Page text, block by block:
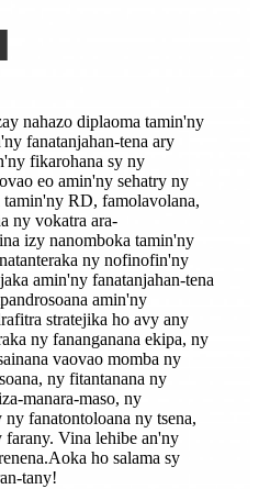
nahazo diplaoma tamin'ny
fanatanjahan-tena ary
fikarohana sy ny
eo amin'ny sehatry ny
RD, famolavolana,
ny vokatra ara-
izy nanomboka tamin'ny
ny nofinofin'ny
amin'ny fanatanjahan-tena
amin'ny
stratejika ho avy any
ny fananganana ekipa, ny
vaovao momba ny
ny fitantanana ny
manara-maso, ny
fanatontoloana ny tsena,
farany. Vina lehibe an'ny
ho salama sy
tany!